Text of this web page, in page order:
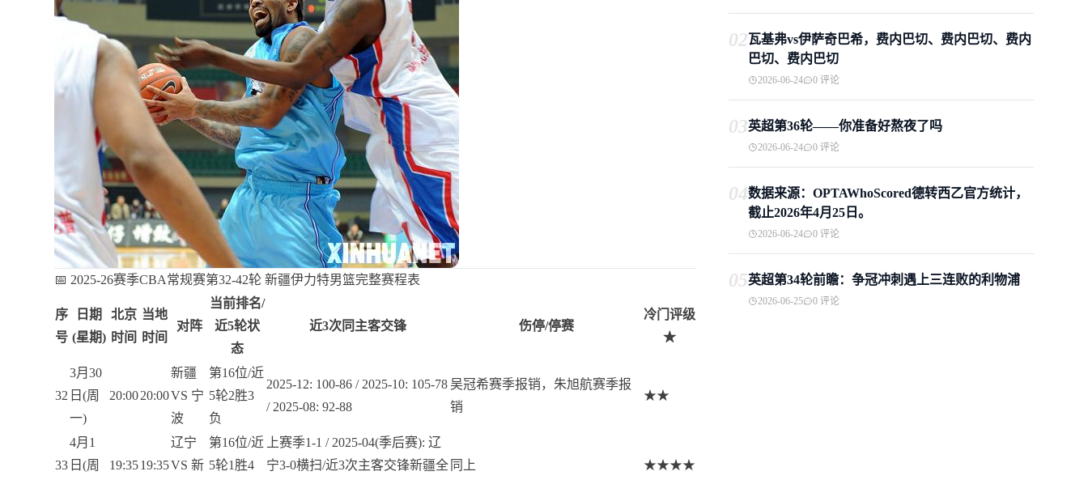
📅 2025-26赛季CBA常规赛第32-42轮 新疆伊力特男篮完整赛程表
序
号
日期
(星期)
北京
时间
当地
时间
对阵
当前排名/
近5轮状
态
近3次同主客交锋 伤停/停赛
冷门评级
★
32
3月30
日(周
一)
20:0020:00
新疆
VS 宁
波
第16位/近
5轮2胜3
负
2025-12: 100-86 / 2025-10: 105-78
/ 2025-08: 92-88
吴冠希赛季报销，朱旭航赛季报
销
★★
33
4月1
日(周
19:3519:35
辽宁
VS 新
第16位/近
5轮1胜4
上赛季1-1 / 2025-04(季后赛): 辽
宁3-0横扫/近3次主客交锋新疆全 同上 ★★★★
02瓦基弗vs伊萨奇巴希，费内巴切、费内巴切、费内
巴切、费内巴切
2026-06-24 0 评论
03英超第36轮——你准备好熬夜了吗
2026-06-24 0 评论
04数据来源：OPTAWhoScored德转西乙官方统计，
截止2026年4月25日。
2026-06-24 0 评论
05英超第34轮前瞻：争冠冲刺遇上三连败的利物浦
2026-06-25 0 评论